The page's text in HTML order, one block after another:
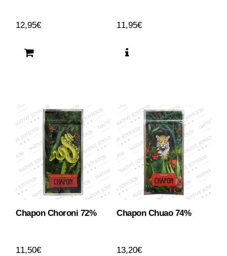
12,95€ 11,95€
Chapon Choroni 72%
11,50€
Chapon Chuao 74%
13,20€